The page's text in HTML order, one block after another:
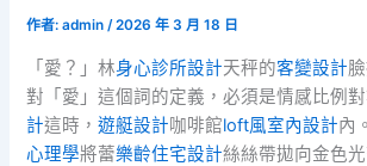
作者:admin/2026 年 3 月 18 日
「愛？」林身心診所設計天秤的客變設計
對「愛」這個詞的定義，必須是情感比例
計這時，遊艇設計咖啡館loft風室內設計內
心理學將蕾樂齡住宅設計絲絲帶拋向金色